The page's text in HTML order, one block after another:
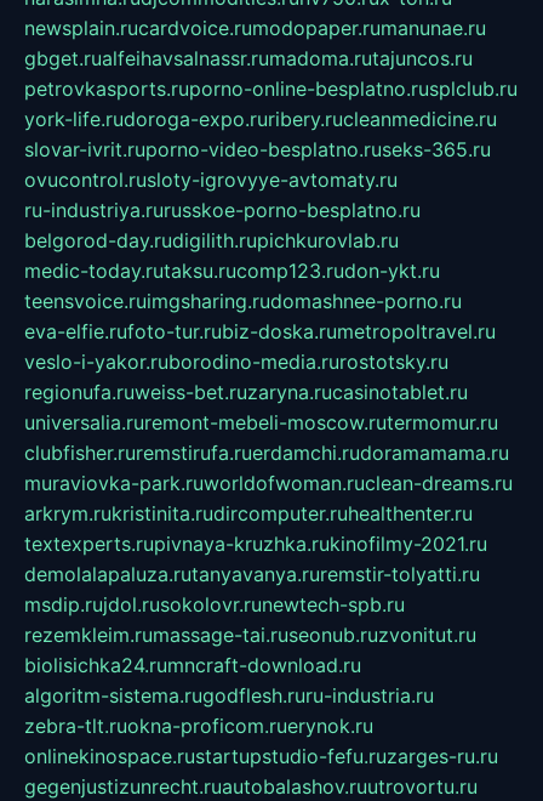
newsplain.rucardvoice.rumodopaper.rumanunae.ru
gbget.rualfeihavsalnassr.rumadoma.rutajuncos.ru
petrovkasports.ruporno-online-besplatno.rusplclub.ru
york-life.rudoroga-expo.ruribery.rucleanmedicine.ru
slovar-ivrit.ruporno-video-besplatno.ruseks-365.ru
ovucontrol.rusloty-igrovyye-avtomaty.ru
ru-industriya.rurusskoe-porno-besplatno.ru
belgorod-day.rudigilith.rupichkurovlab.ru
medic-today.rutaksu.rucomp123.rudon-ykt.ru
teensvoice.ruimgsharing.rudomashnee-porno.ru
eva-elfie.rufoto-tur.rubiz-doska.rumetropoltravel.ru
veslo-i-yakor.ruborodino-media.rurostotsky.ru
regionufa.ruweiss-bet.ruzaryna.rucasinotablet.ru
universalia.ruremont-mebeli-moscow.rutermomur.ru
clubfisher.ruremstirufa.ruerdamchi.rudoramamama.ru
muraviovka-park.ruworldofwoman.ruclean-dreams.ru
arkrym.rukristinita.rudircomputer.ruhealthenter.ru
textexperts.rupivnaya-kruzhka.rukinofilmy-2021.ru
demolalapaluza.rutanyavanya.ruremstir-tolyatti.ru
msdip.rujdol.rusokolovr.runewtech-spb.ru
rezemkleim.rumassage-tai.ruseonub.ruzvonitut.ru
biolisichka24.rumncraft-download.ru
algoritm-sistema.rugodflesh.ruru-industria.ru
zebra-tlt.ruokna-proficom.ruerynok.ru
onlinekinospace.rustartupstudio-fefu.ruzarges-ru.ru
gegenjustizunrecht.ruautobalashov.ruutrovortu.ru